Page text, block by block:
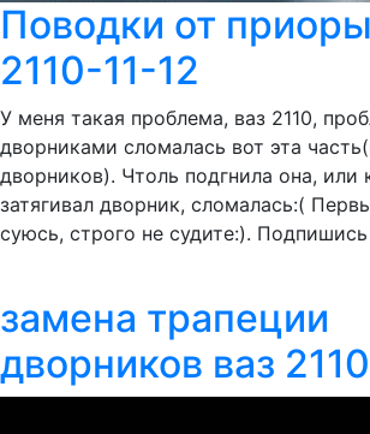
Поводки от
2110-11-12
У меня такая проблема, ваз 2110,
дворниками сломалась вот эта
дворников). Чтоль подгнила она, или
затягивал дворник, сломалась:(
суюсь, строго не судите:).
замена трапеции
дворников ваз 2110